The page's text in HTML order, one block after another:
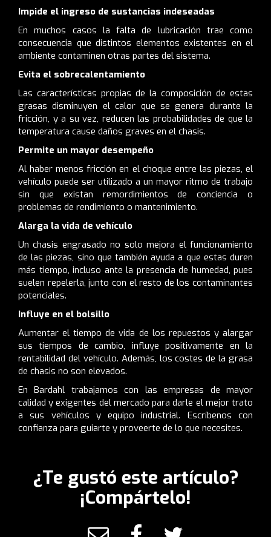
Impide el ingreso de sustancias indeseadas
En muchos casos la falta de lubricación trae como
consecuencia que distintos elementos existentes en el
ambiente contaminen otras partes del sistema.
Evita el sobrecalentamiento
Las características propias de la composición de estas
grasas disminuyen el calor que se genera durante la
fricción, y a su vez, reducen las probabilidades de que la
temperatura cause daños graves en el chasis.
Permite un mayor desempeño
Al haber menos fricción en el choque entre las piezas, el
vehículo puede ser utilizado a un mayor ritmo de trabajo
sin que existan remordimientos de conciencia o
problemas de rendimiento o mantenimiento.
Alarga la vida de vehículo
Un chasis engrasado no solo mejora el funcionamiento
de las piezas, sino que también ayuda a que estas duren
más tiempo, incluso ante la presencia de humedad, pues
suelen repelerla, junto con el resto de los contaminantes
potenciales.
Influye en el bolsillo
Aumentar el tiempo de vida de los repuestos y alargar
sus tiempos de cambio, influye positivamente en la
rentabilidad del vehículo. Además, los costes de la grasa
de chasis no son elevados.
En Bardahl trabajamos con las empresas de mayor
calidad y exigentes del mercado para darle el mejor trato
a sus vehículos y equipo industrial. Escríbenos con
confianza para guiarte y proveerte de lo que necesites.
¿Te gustó este artículo?
¡Compártelo!